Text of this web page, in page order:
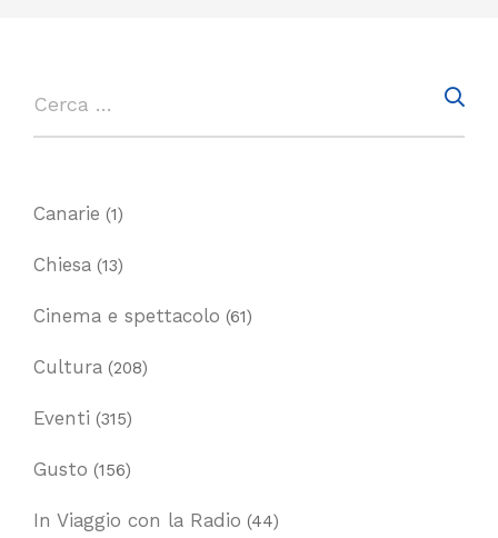
Canarie (1)
Chiesa (13)
Cinema e spettacolo (61)
Cultura (208)
Eventi (315)
Gusto (156)
In Viaggio con la Radio (44)